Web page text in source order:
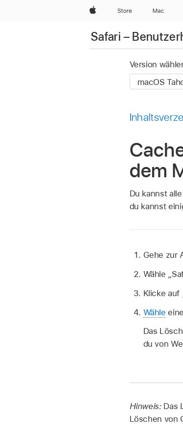
Apple Store Mac
Safari –
Version
dem
Du kannst
du kannst
Gehe zur
Wähle
Klicke auf
Wähle
Das
du von
Hinweis: Das
Löschen von